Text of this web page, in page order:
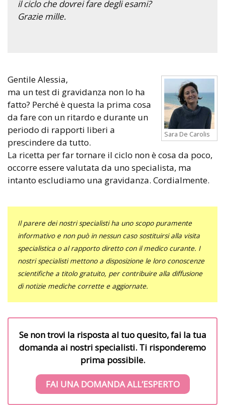
il ciclo che dovrei fare degli esami?
Grazie mille.
Sara De Carolis
Gentile Alessia,
ma un test di gravidanza non lo ha
fatto? Perché è questa la prima cosa
da fare con un ritardo e durante un
periodo di rapporti liberi a
prescindere da tutto.
La ricetta per far tornare il ciclo non è cosa da poco,
occorre essere valutata da uno specialista, ma
intanto escludiamo una gravidanza. Cordialmente.
Il parere dei nostri specialisti ha uno scopo puramente
informativo e non può in nessun caso sostituirsi alla visita
specialistica o al rapporto diretto con il medico curante. I
nostri specialisti mettono a disposizione le loro conoscenze
scientifiche a titolo gratuito, per contribuire alla diffusione
di notizie mediche corrette e aggiornate.
Se non trovi la risposta al tuo quesito, fai la tua
domanda ai nostri specialisti. Ti risponderemo
prima possibile.
FAI UNA DOMANDA ALL’ESPERTO